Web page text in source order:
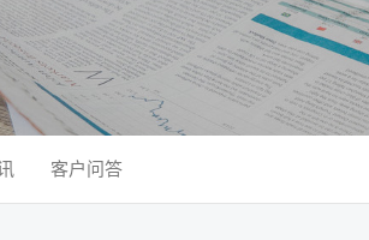
客户问答